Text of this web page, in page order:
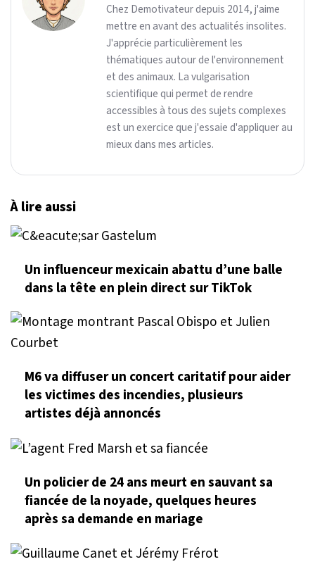
Chez Demotivateur depuis 2014, j'aime
mettre en avant des actualités insolites.
J'apprécie particulièrement les
thématiques autour de l'environnement
et des animaux. La vulgarisation
scientifique qui permet de rendre
accessibles à tous des sujets complexes
est un exercice que j'essaie d'appliquer au
mieux dans mes articles.
À lire aussi
Un influenceur mexicain abattu d’une balle
dans la tête en plein direct sur TikTok
M6 va diffuser un concert caritatif pour aider
les victimes des incendies, plusieurs
artistes déjà annoncés
Un policier de 24 ans meurt en sauvant sa
fiancée de la noyade, quelques heures
après sa demande en mariage